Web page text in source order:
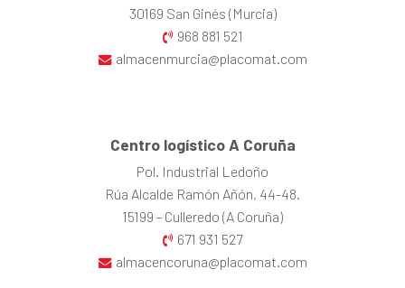
30169 San Ginés (Murcia)
968 881 521
almacenmurcia@placomat.com
Centro logístico A Coruña
Pol. Industrial Ledoño
Rúa Alcalde Ramón Añón, 44-48.
15199 - Culleredo (A Coruña)
671 931 527
almacencoruna@placomat.com